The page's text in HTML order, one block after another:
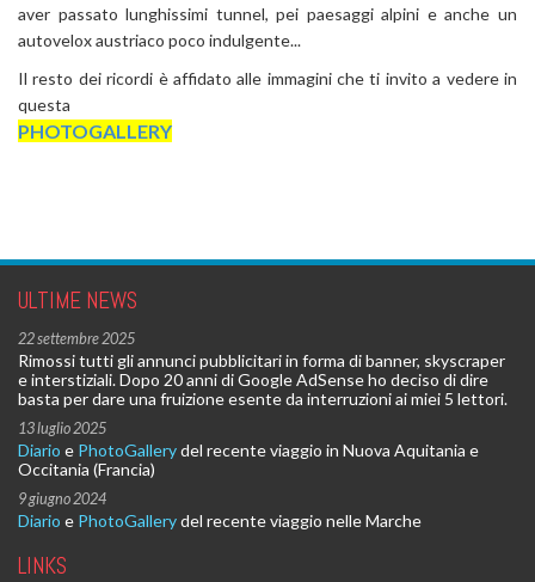
aver passato lunghissimi tunnel, pei paesaggi alpini e anche un
autovelox austriaco poco indulgente...
Il resto dei ricordi è affidato alle immagini che ti invito a vedere in
questa
PHOTOGALLERY
ULTIME NEWS
22 settembre 2025
Rimossi tutti gli annunci pubblicitari in forma di banner, skyscraper
e interstiziali. Dopo 20 anni di Google AdSense ho deciso di dire
basta per dare una fruizione esente da interruzioni ai miei 5 lettori.
13 luglio 2025
Diario e PhotoGallerydel recente viaggio in Nuova Aquitania e
Occitania (Francia)
9 giugno 2024
Diario e PhotoGallerydel recente viaggio nelle Marche
LINKS